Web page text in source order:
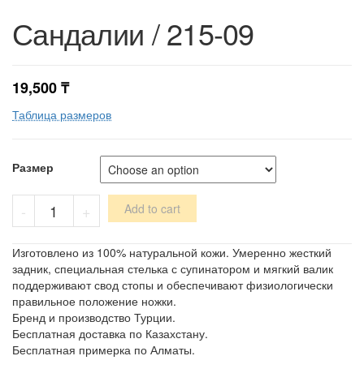
Сандалии / 215-09
19,500₸
Таблица размеров
Размер
-
09
quantity
+ Add to cart
Изготовлено из 100% натуральной кожи. Умеренно жесткий
задник, специальная стелька с супинатором и мягкий валик
поддерживают свод стопы и обеспечивают физиологически
правильное положение ножки.
Бренд и производство Турции.
Бесплатная доставка по Казахстану.
Бесплатная примерка по Алматы.